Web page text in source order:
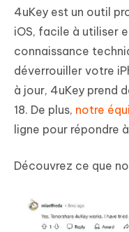
4uKey est un outil
iOS, facile à utiliser
connaissance
déverrouiller votre
à jour, 4uKey prend
18. De plus, notre
ligne pour répondre
Découvrez ce que